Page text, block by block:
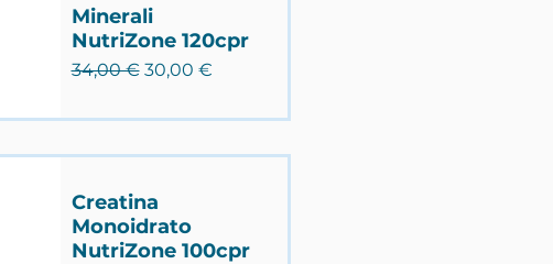
Minerali
NutriZone 120cpr
Prezzo regolare
34,00 € Prezzo scontato
30,00 €
Creatina
Monoidrato
NutriZone 100cpr